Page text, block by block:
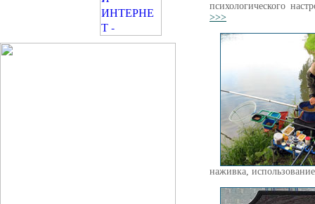
психологического
>>>
наживка,